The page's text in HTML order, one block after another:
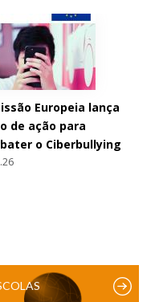
Europeia lança
de ação para
o Ciberbullying